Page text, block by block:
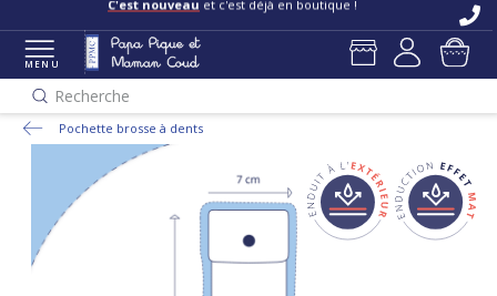
C'est nouveau et c'est déjà en boutique !
MENU
Recherche
Pochette brosse à dents